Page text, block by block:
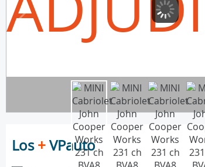
Los+VPauto